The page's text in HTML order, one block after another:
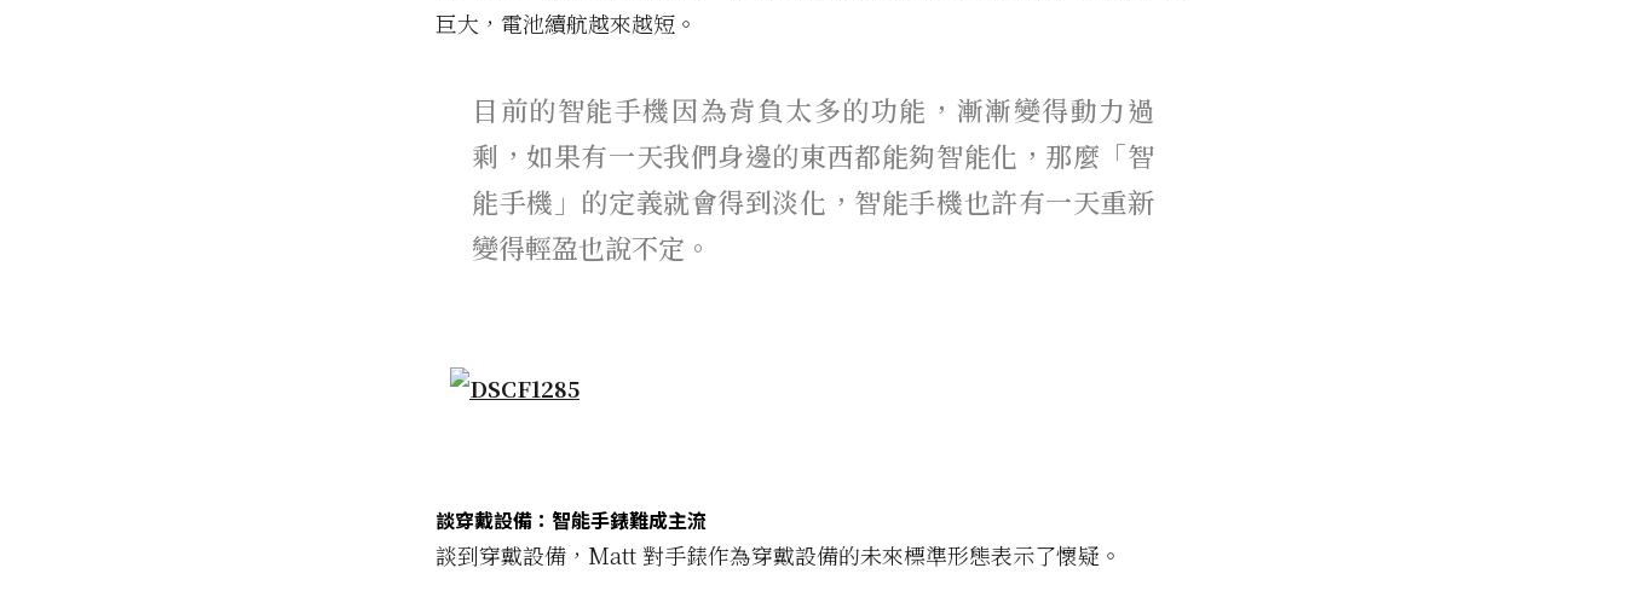
巨大，電池續航越來越短。
目前的智能手機因為背負太多的功能，漸漸變得動力過
剩，如果有一天我們身邊的東西都能夠智能化，那麼「智
能手機」的定義就會得到淡化，智能手機也許有一天重新
變得輕盈也說不定。
談穿戴設備：智能手錶難成主流
談到穿戴設備，Matt 對手錶作為穿戴設備的未來標準形態表示了懷疑。